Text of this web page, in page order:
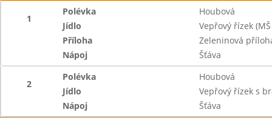
1
Polévka
Houbová
Jídlo
Vepřový řízek
Příloha
Zeleninová
Nápoj
Šťáva
2
Polévka
Houbová
Jídlo
Vepřový řízek s
Nápoj
Šťáva